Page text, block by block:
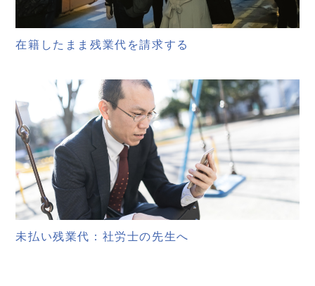
在籍したまま残業代を請求する
未払い残業代：社労士の先生へ